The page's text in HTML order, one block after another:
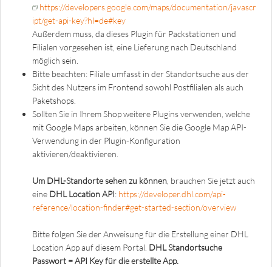
https://developers.google.com/maps/documentation/javascr
ipt/get-api-key?hl=de#key
Außerdem muss, da dieses Plugin für Packstationen und
Filialen vorgesehen ist, eine Lieferung nach Deutschland
möglich sein.
Bitte beachten: Filiale umfasst in der Standortsuche aus der
Sicht des Nutzers im Frontend sowohl Postfilialen als auch
Paketshops.
Sollten Sie in Ihrem Shop weitere Plugins verwenden, welche
mit Google Maps arbeiten, können Sie die Google Map API-
Verwendung in der Plugin-Konfiguration
aktivieren/deaktivieren.
Um DHL-Standorte sehen zu können , brauchen Sie jetzt auch
eine DHL Location API: https://developer.dhl.com/api-
reference/location-finder#get-started-section/overview
Bitte folgen Sie der Anweisung für die Erstellung einer DHL
Location App auf diesem Portal. DHL Standortsuche
Passwort = API Key für die erstellte App.